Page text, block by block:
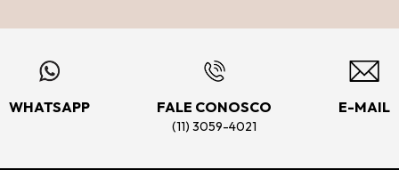
WHATSAPP FALE CONOSCO
(11) 3059-4021
E-MAIL